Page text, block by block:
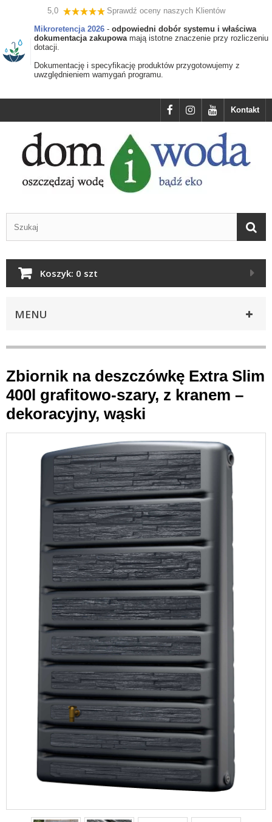
5,0
Sprawdź oceny naszych Klientów
Mikroretencja 2026 - odpowiedni dobór systemu i właściwa
dokumentacja zakupowamają istotne znaczenie przy rozliczeniu
dotacji.
Dokumentację i specyfikację produktów przygotowujemy z
uwzględnieniem wamygań programu.
Kontakt
Koszyk: 0 szt
MENU
Zbiornik na deszczówkę Extra Slim
400l grafitowo-szary, z kranem –
dekoracyjny, wąski